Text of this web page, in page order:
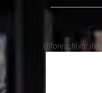
@foreach(var